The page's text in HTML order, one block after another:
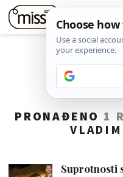
PRONAĐENO 1
Suprotnosti